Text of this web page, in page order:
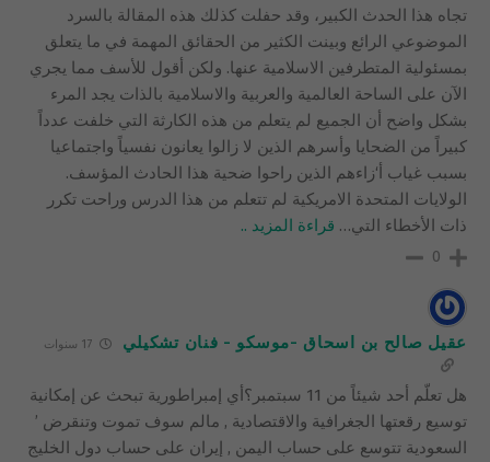
تجاه هذا الحدث الكبير، وقد حفلت كذلك هذه المقالة بالسرد
الموضوعي الرائع وبينت الكثير من الحقائق المهمة في ما يتعلق
بمسئولية المتطرفين الاسلامية عنها. ولكن أقول للأسف مما يجري
الآن على الساحة العالمية والعربية والاسلامية بالذات يجد المرء
بشكل واضح أن الجميع لم يتعلم من هذه الكارثة التي خلفت عدداً
كبيراً من الضحايا وأسرهم الذين لا زالوا يعانون نفسياً واجتماعيا
بسبب غياب أ‘زاءهم الذين راحوا ضحية هذا الحادث المؤسف.
الولايات المتحدة الامريكية لم تتعلم من هذا الدرس وراحت تكرر
ذات الأخطاء التي… قراءة المزيد ..
0
عقيل صالح بن اسحاق -موسكو - فنان تشكيلي 17 سنوات
هل تعلّم أحد شيئاً من 11 سبتمبر؟أي إمبراطورية تبحث عن إمكانية
توسيع رقعتها الجغرافية والاقتصادية , مالم سوف تموت وتنقرض ’
السعودية تتوسع على حساب اليمن , إيران على حساب دول الخليج